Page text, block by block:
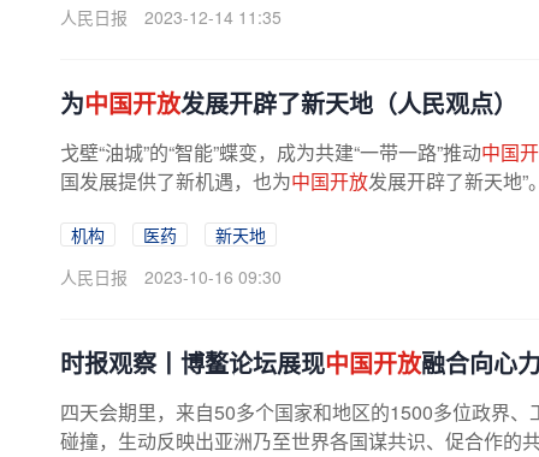
人民日报 2023-12-14 11:35
为中国开放发展开辟了新天地（人民观点）
戈壁“油城”的“智能”蝶变，成为共建“一带一路”推动中国
国发展提供了新机遇，也为中国开放发展开辟了新天地”
机构 医药
新天地
人民日报
2023-10-16 09:30
时报观察丨博鳌论坛展现中国开放融合向心
四天会期里，来自50多个国家和地区的1500多位政界
碰撞，生动反映出亚洲乃至世界各国谋共识、促合作的